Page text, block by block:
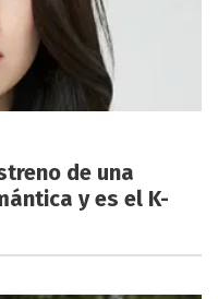
de una
y es el K-